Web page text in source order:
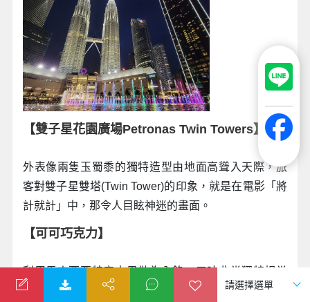
【雙子星花園廣場Petronas Twin Towers】
外表像兩隻玉蜀黍的獨特造型由地面高聳入天際，旅
客對雙子星雙塔(Twin Tower)的印象，就是在電影「將
計就計」中，那令人目眩神迷的畫面。
【可可巧克力】
利用馬來西亞特產水果做為內餡，口味非常獨特相當
具有當地南洋風味。